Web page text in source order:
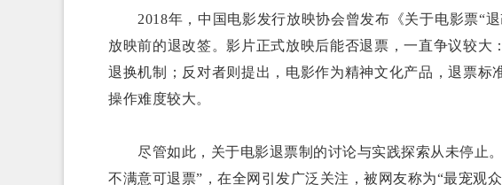
2018年，中国电影发行放映协会曾发布《关于电影票“退
放映前的退改签。影片正式放映后能否退票，一直争议较大
退换机制；反对者则提出，电影作为精神文化产品，退票标
操作难度较大。
尽管如此，关于电影退票制的讨论与实践探索从未停止
不满意可退票”，在全网引发广泛关注，被网友称为“最宠观众